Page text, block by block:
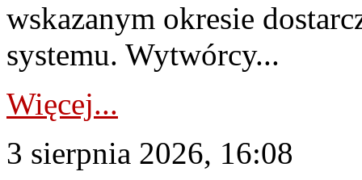
wskazanym okresie
systemu. Wytwórcy...
Więcej...
3 sierpnia 2026, 16:08